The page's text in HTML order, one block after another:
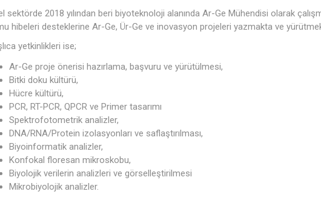
sektörde 2018 yılından beri biyoteknoloji alanında Ar-Ge Mühendisi olarak
hibeleri desteklerine Ar-Ge, Ür-Ge ve inovasyon projeleri yazmakta ve
yetkinlikleri ise;
Ar-Ge proje önerisi hazırlama, başvuru ve yürütülmesi,
Bitki doku kültürü,
Hücre kültürü,
PCR, RT-PCR, QPCR ve Primer tasarımı
Spektrofotometrik analizler,
DNA/RNA/Protein izolasyonları ve saflaştırılması,
Biyoinformatik analizler,
Konfokal floresan mikroskobu,
Biyolojik verilerin analizleri ve görselleştirilmesi
Mikrobiyolojik analizler.